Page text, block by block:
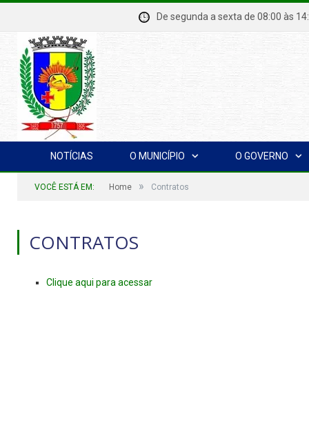
De segunda a sexta de 08:00
NOTÍCIAS O MUNICÍPIO O GOVERNO
VOCÊ ESTÁ EM: Home » Contratos
CONTRATOS
Clique aqui para acessar